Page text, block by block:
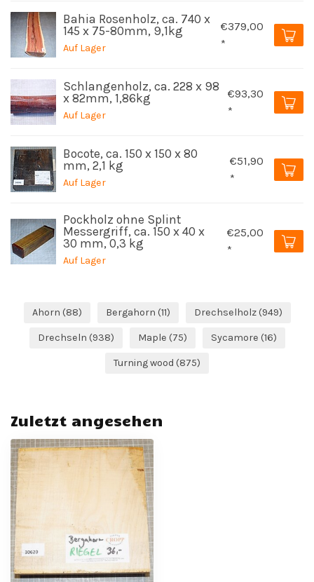
Bahia Rosenholz, ca. 740 x
145 x 75-80mm, 9,1kg
Auf Lager
€379,00
*
Schlangenholz, ca. 228 x 98
x 82mm, 1,86kg
Auf Lager
€93,30
*
Bocote, ca. 150 x 150 x 80
mm, 2,1 kg
Auf Lager
€51,90
*
Pockholz ohne Splint
Messergriff, ca. 150 x 40 x
30 mm, 0,3 kg
Auf Lager
€25,00
*
Ahorn (88) Bergahorn (11) Drechselholz (949)
Drechseln (938) Maple (75) Sycamore (16)
Turning wood (875)
Zuletzt angesehen